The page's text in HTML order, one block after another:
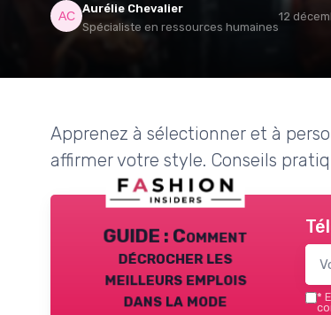
Aurélie Chevalier
Spécialiste en ressources humaines
12
Apprenez à sélectionner et à
affirmer votre style. Conseils
GUIDE : Comment
décrocher les
meilleurs emplois
dans la mode
*